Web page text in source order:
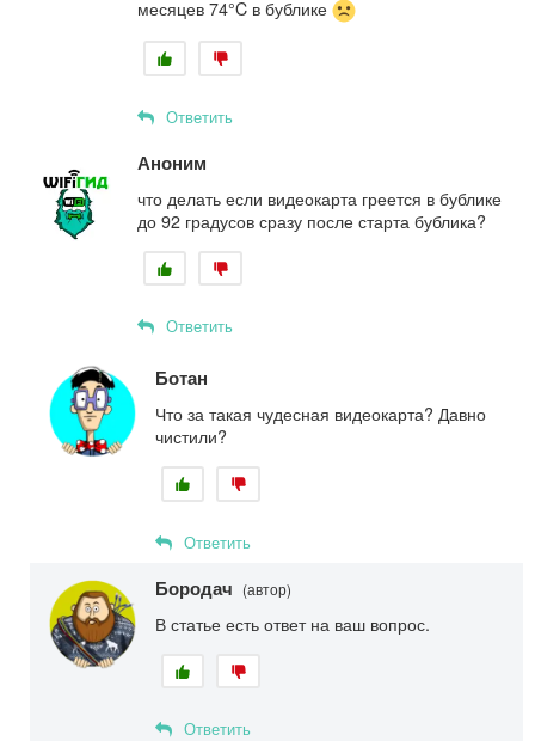
месяцев 74°C в бублике
Ответить
Аноним
что делать если видеокарта греется в бублике
до 92 градусов сразу после старта бублика?
Ответить
Ботан
Что за такая чудесная видеокарта? Давно
чистили?
Ответить
Бородач (автор)
В статье есть ответ на ваш вопрос.
Ответить